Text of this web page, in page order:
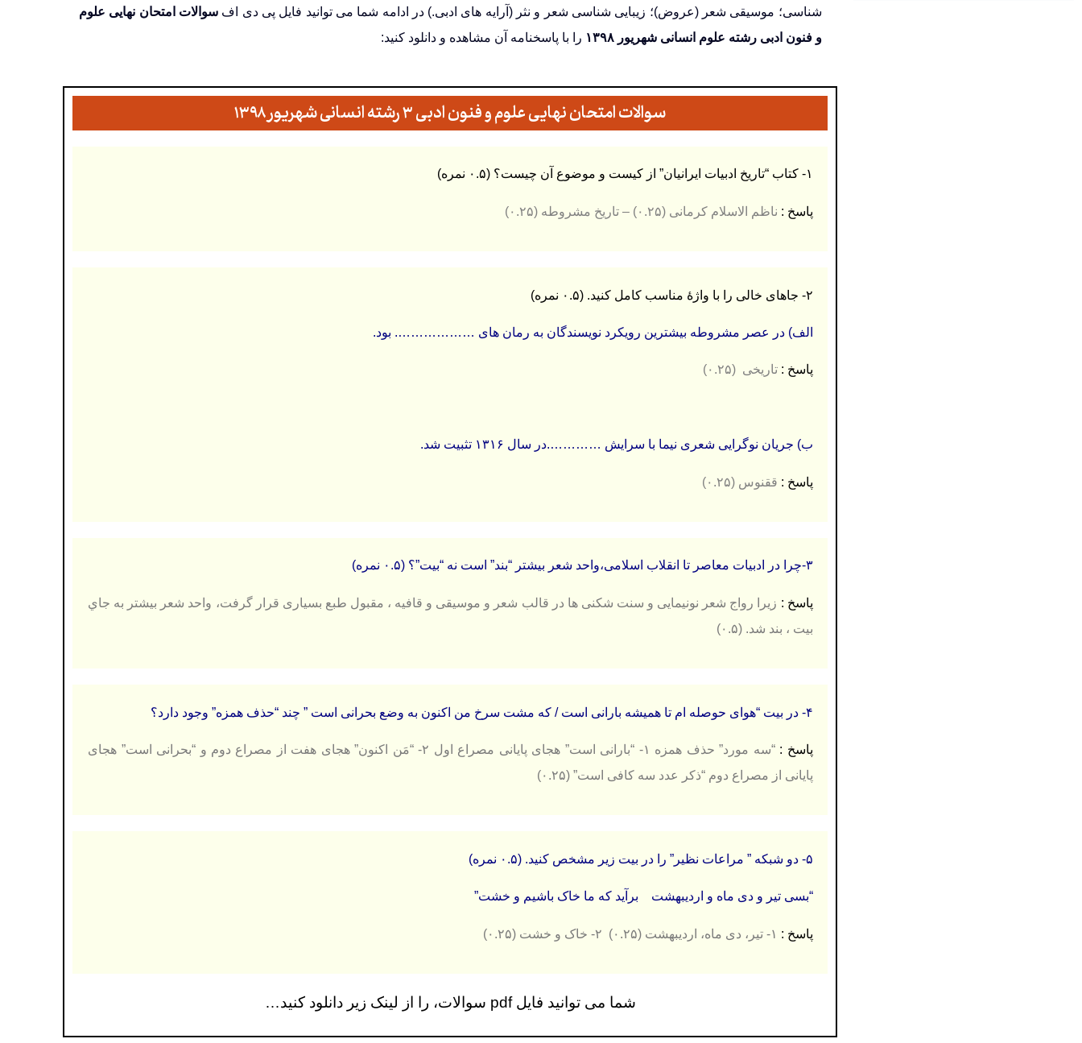
شناسی؛ موسیقی شعر (عروض)؛ زیبایی شناسی شعر و نثر (آرایه های ادبی.)در ادامه شما می توانید فایل پی دی افسوالات امتحان نهایی علوم
و فنون ادبی رشته علوم انسانی شهریور ۱۳۹۸
را با پاسخنامه آن مشاهده و دانلود کنید:
سوالات امتحان نهایی علوم و فنون ادبی ۳ رشته انسانی شهریور ۱۳۹۸
۱- کتاب “تاریخ ادبیات ایرانیان” از کیست و موضوع آن چیست؟ (۰.۵ نمره)
پاسخ : ناظم الاسلام کرمانی (۰.۲۵) – تاریخ مشروطه (۰.۲۵)
۲- جاهای خالی را با واژۀ مناسب کامل کنید. (۰.۵ نمره)
الف) در عصر مشروطه بیشترین رویکرد نویسندگان به رمان های ………………. بود.
پاسخ : تاریخی (۰.۲۵)
ب) جریان نوگرایی شعری نیما با سرایش ………….در سال ۱۳۱۶ تثبیت شد.
پاسخ : ققنوس (۰.۲۵)
۳-چرا در ادبیات معاصر تا انقلاب اسلامی،واحد شعر بیشتر “بند” است نه “بیت”؟ (۰.۵ نمره)
پاسخ : زیرا رواج شعر نونیمایی و سنت شکنی ها در قالب شعر و موسیقی و قافیه ، مقبول طبع بسیاری قرار گرفت، واحد شعر بیشتر به جاي
بیت ، بند شد. (۰.۵)
۴- در بیت “هوای حوصله ام تا همیشه بارانی است / که مشت سرخ من اکنون به وضع بحرانی است ” چند “حذف همزه” وجود دارد؟
پاسخ :
“سه مورد” حذف همزه ۱- “بارانی است” هجای پایانی مصراع اول ۲- “مَن اکنون” هجای هفت از مصراع دوم و “بحرانی است” هجای
پایانی از مصراع دوم “ذکر عدد سه کافی است” (۰.۲۵)
۵- دو شبکه ” مراعات نظیر” را در بیت زیر مشخص کنید. (۰.۵ نمره)
“بسی تیر و دی ماه و اردیبهشت برآید که ما خاک باشیم و خشت”
پاسخ : ۱- تیر، دی ماه، اردیبهشت (۰.۲۵) ۲- خاک و خشت (۰.۲۵)
شما می توانید فایل pdf سوالات، را از لینک زیر دانلود کنید…